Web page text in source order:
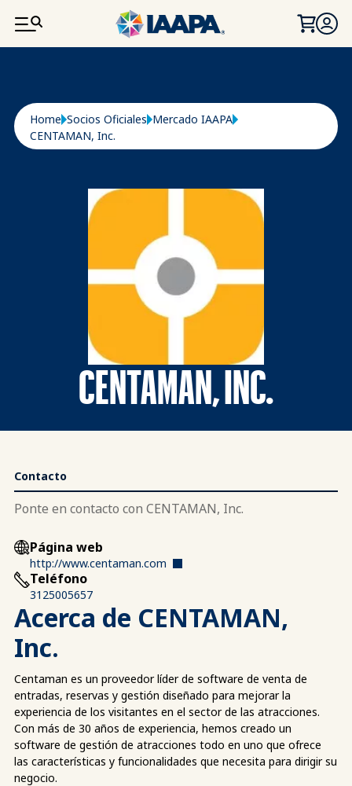
PASAR AL CONTENIDO PRINCIPAL
Ruta de navegación
Home Socios Oficiales Mercado IAAPA
CENTAMAN, Inc.
CENTAMAN, INC.
Contacto
Ponte en contacto con CENTAMAN, Inc.
Página web
http://www.centaman.com
Teléfono
3125005657
Acerca de CENTAMAN,
Inc.
Centaman es un proveedor líder de software de venta de
entradas, reservas y gestión diseñado para mejorar la
experiencia de los visitantes en el sector de las atracciones.
Con más de 30 años de experiencia, hemos creado un
software de gestión de atracciones todo en uno que ofrece
las características y funcionalidades que necesita para dirigir su
negocio.